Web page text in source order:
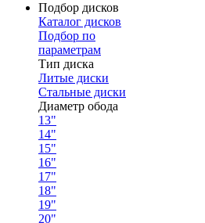
Подбор дисков
Каталог дисков
Подбор по
параметрам
Тип диска
Литые диски
Стальные диски
Диаметр обода
13"
14"
15"
16"
17"
18"
19"
20"